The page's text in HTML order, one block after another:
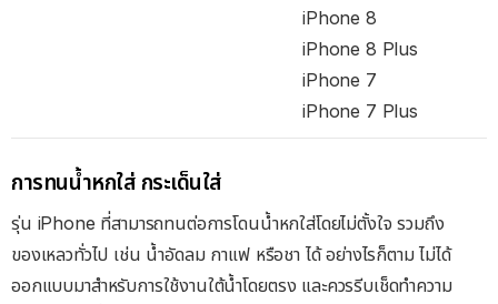
iPhone 8
iPhone 8 Plus
iPhone 7
iPhone 7 Plus
การทนน้ำหกใส่ กระเด็นใส่
รุ่น iPhone ที่สามารถทนต่อการโดนน้ำหกใส่โดยไม่ตั้งใจ รวมถึง
ของเหลวทั่วไป เช่น น้ำอัดลม กาแฟ หรือชา ได้ อย่างไรก็ตาม ไม่ได้
ออกแบบมาสำหรับการใช้งานใต้น้ำโดยตรง และควรรีบเช็ดทำความ